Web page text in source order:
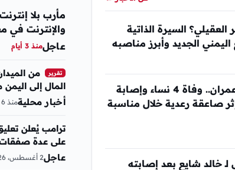
السيرة الذاتية
اليمني الجديد وأبرز مناصبه
فاجعة تهز عمران.. وفاة 4 نساء وإصابة
إثر صاعقة رعدية خلال مناسبة
لـ خالد شايع بعد إصابته
مأرب بلا
والإنترنت في
عاجلمنذ 3 أيام
تقرير
من
المال إلى
أخبار محليةمنذ 6 أيام
ترامب يُعلن
على عدة
عاجل2 أغسطس، 2026